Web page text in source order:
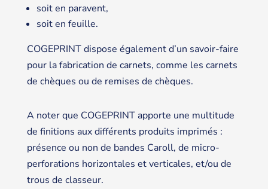
soit en paravent,
soit en feuille.
COGEPRINT dispose également d’un savoir-faire
pour la fabrication de carnets, comme les carnets
de chèques ou de remises de chèques.
A noter que COGEPRINT apporte une multitude
de finitions aux différents produits imprimés :
présence ou non de bandes Caroll, de micro-
perforations horizontales et verticales, et/ou de
trous de classeur.